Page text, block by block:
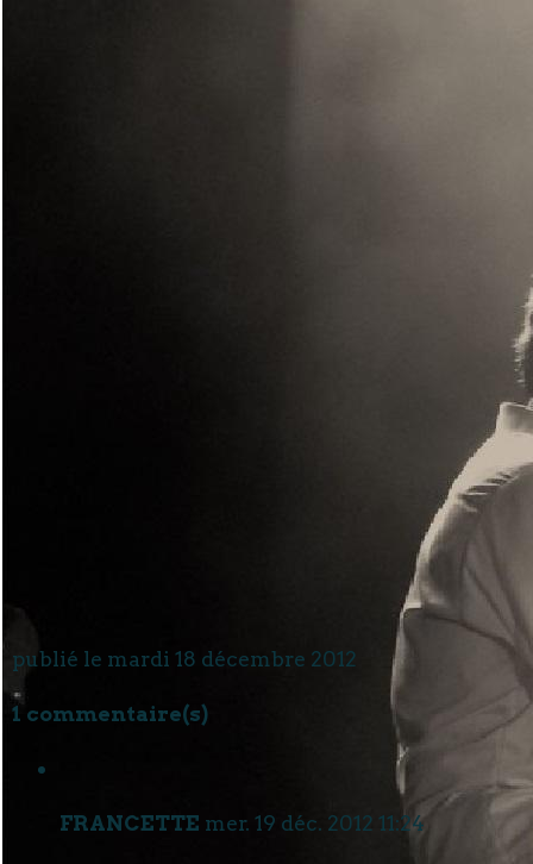
publié le mardi 18 décembre 2012
1 commentaire(s)
FRANCETTE mer. 19 déc. 2012 11:24